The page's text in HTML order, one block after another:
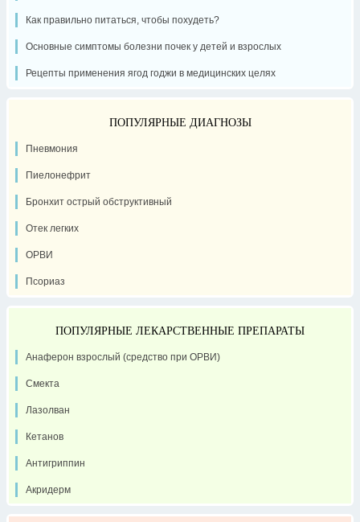
Как правильно питаться, чтобы похудеть?
Основные симптомы болезни почек у детей и взрослых
Рецепты применения ягод годжи в медицинских целях
ПОПУЛЯРНЫЕ ДИАГНОЗЫ
Пневмония
Пиелонефрит
Бронхит острый обструктивный
Отек легких
ОРВИ
Псориаз
ПОПУЛЯРНЫЕ ЛЕКАРСТВЕННЫЕ ПРЕПАРАТЫ
Анаферон взрослый (средство при ОРВИ)
Смекта
Лазолван
Кетанов
Антигриппин
Акридерм